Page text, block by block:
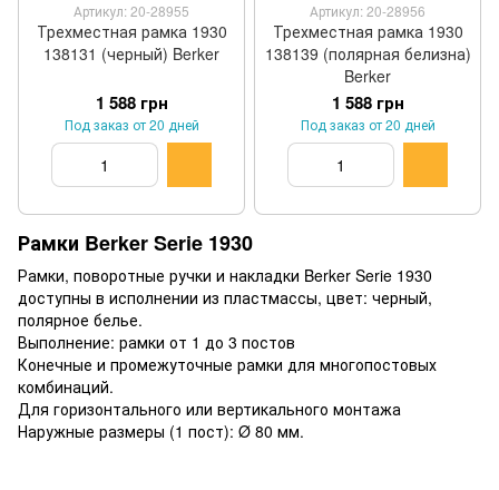
Артикул: 20-28955
Трехместная рамка 1930
138131 (черный) Berker
1 588 грн
Под заказ от 20 дней
Артикул: 20-28956
Трехместная рамка 1930
138139 (полярная белизна)
Berker
1 588 грн
Под заказ от 20 дней
Рамки Berker Serie 1930
Рамки, поворотные ручки и накладки Berker Serie 1930
доступны в исполнении из пластмассы, цвет: черный,
полярное белье.
Выполнение: рамки от 1 до 3 постов
Конечные и промежуточные рамки для многопостовых
комбинаций.
Для горизонтального или вертикального монтажа
Наружные размеры (1 пост): Ø 80 мм.